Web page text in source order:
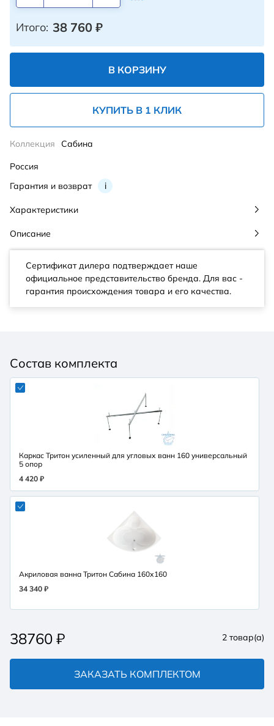
Итого: 38 760 ₽
В КОРЗИНУ
КУПИТЬ В 1 КЛИК
Гарантия и возврат i
Коллекция Сабина
Россия
Характеристики
Описание
Сертификат дилера подтверждает наше
официальное представительство бренда. Для вас -
гарантия происхождения товара и его качества.
Состав комплекта
Каркас Тритон усиленный для угловых ванн 160 универсальный
5 опор
4 420 ₽
Акриловая ванна Тритон Сабина 160х160
34 340 ₽
ЗАКАЗАТЬ КОМПЛЕКТОМ
2 товар(а)
38760 ₽